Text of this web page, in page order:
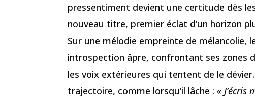
pressentiment devient une certitude dès
nouveau titre, premier éclat d’un horizon
Sur une mélodie empreinte de mélancolie,
introspection âpre, confrontant ses zones
les voix extérieures qui tentent de le
trajectoire, comme lorsqu’il lâche : « J’écris